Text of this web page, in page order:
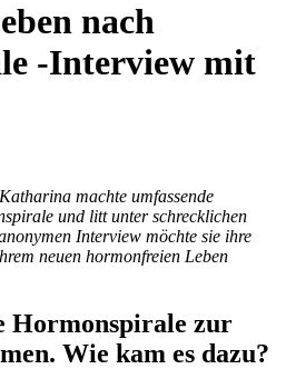
nach
-Interview mit
Katharina machte umfassende
und litt unter schrecklichen
Interview möchte sie ihre
neuen hormonfreien Leben
Hormonspirale zur
Wie kam es dazu?